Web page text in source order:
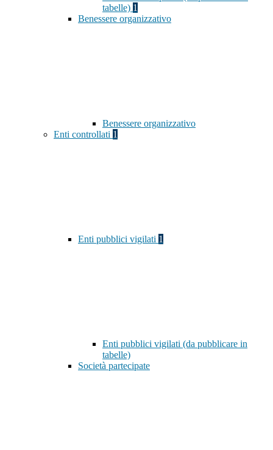
tabelle) 1
Benessere organizzativo
Benessere organizzativo
Enti controllati 1
Enti pubblici vigilati 1
Enti pubblici vigilati (da pubblicare in
tabelle)
Società partecipate